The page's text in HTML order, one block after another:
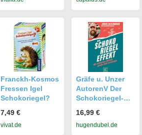
Franckh-Kosmos
Fressen Igel
Schokoriegel?
7,49 €
vivat.de
Gräfe u. Unzer
AutorenV Der
Schokoriegel-
16,99 €
hugendubel.de